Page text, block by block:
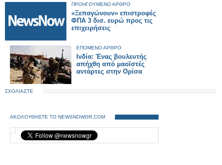
ΠΡΟΗΓΟΥΜΕΝΟ ΑΡΘΡΟ
«Ξεπαγώνουν» επιστροφές
ΦΠΑ 3 δισ. ευρώ προς τις
επιχειρήσεις
ΕΠΟΜΕΝΟ ΑΡΘΡΟ
Ινδία: Ένας βουλευτής
απήχθη από μαοϊστές
αντάρτες στην Ορίσα
ΣΧΟΛΙΑΣΤΕ
ΑΚΟΛΟΥΘΗΣΤΕ ΤΟ NEWSNOWGR.COM